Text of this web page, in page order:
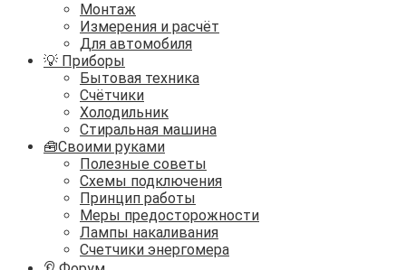
Монтаж
Измерения и расчёт
Для автомобиля
💡 Приборы
Бытовая техника
Счётчики
Холодильник
Стиральная машина
🧰Своими руками
Полезные советы
Схемы подключения
Принцип работы
Меры предосторожности
Лампы накаливания
Счетчики энергомера